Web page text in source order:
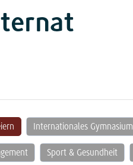
Internationales Gymnasium
Sport & Gesundheit